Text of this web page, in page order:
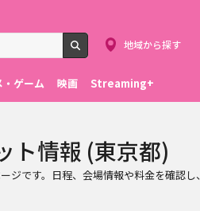
検索
地域から探す
・ゲーム 映画 Streaming+
ト情報 (東京都)
です。日程、会場情報や料金を確認